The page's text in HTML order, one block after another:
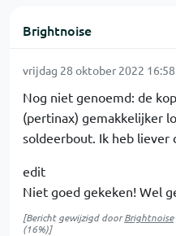
Brightnoise
vrijdag 28 oktober 2022
Nog niet genoemd: de
(pertinax) gemakkelijker
soldeerbout. Ik heb
edit
Niet goed gekeken! Wel
[Bericht gewijzigd doorBrightnoise
(16%)]